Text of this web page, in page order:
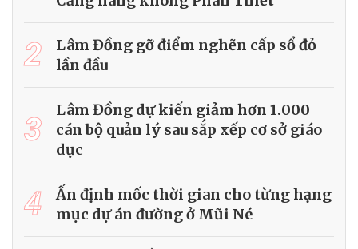
2
Lâm Đồng gỡ điểm nghẽn cấp sổ đỏ
lần đầu
3
Lâm Đồng dự kiến giảm hơn 1.000
cán bộ quản lý sau sắp xếp cơ sở giáo
dục
4
Ấn định mốc thời gian cho từng hạng
mục dự án đường ở Mũi Né